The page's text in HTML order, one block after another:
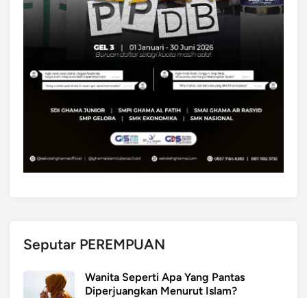
Seputar PEREMPUAN
Wanita Seperti Apa Yang Pantas
Diperjuangkan Menurut Islam?